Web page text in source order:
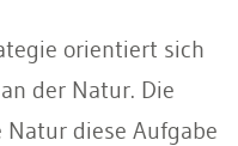
orientiert sich
der Natur. Die
Natur diese Aufgabe